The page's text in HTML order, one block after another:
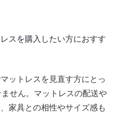
スを購入したい方におすす
ットレスを見直す方にとっ
せん。マットレスの配送や
家具との相性やサイズ感も